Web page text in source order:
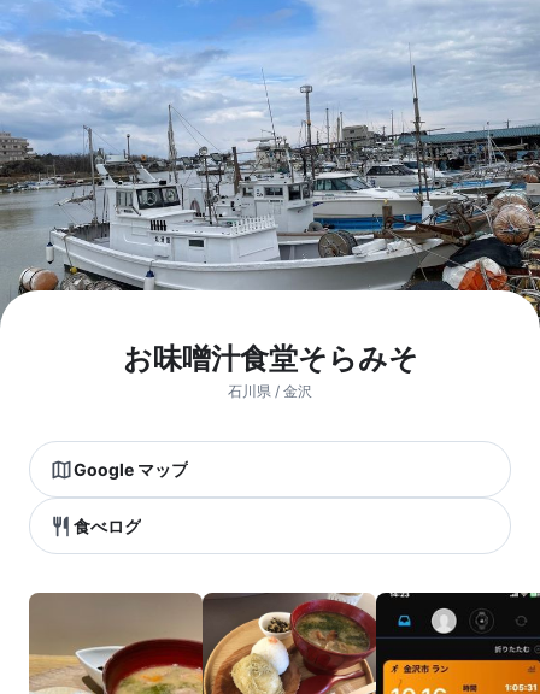
お味噌汁食堂そらみそ
石川県 / 金沢
Google マップ
食べログ